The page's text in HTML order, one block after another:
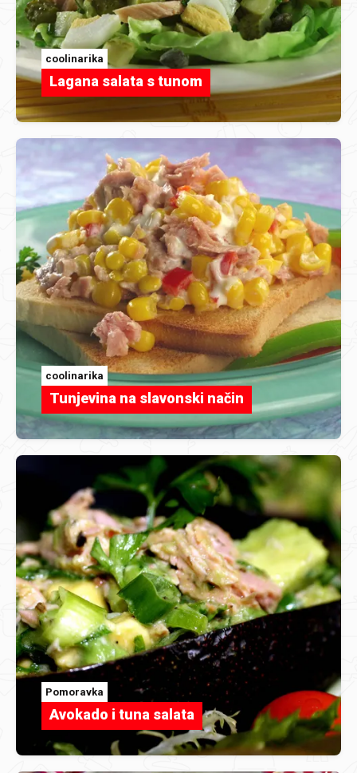
coolinarika
Lagana salata s tunom
coolinarika
Tunjevina na slavonski način
Pomoravka
Avokado i tuna salata